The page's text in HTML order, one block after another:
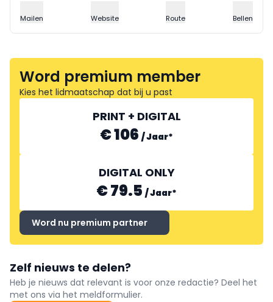
Mailen Website Route Bellen
Word premium member
Kies het lidmaatschap dat bij u past
PRINT + DIGITAL
€ 106 /Jaar*
DIGITAL ONLY
€ 79.5 /Jaar*
Word nu premium partner
Zelf nieuws te delen?
Heb je nieuws dat relevant is voor onze redactie? Deel het
met ons via het meldformulier.